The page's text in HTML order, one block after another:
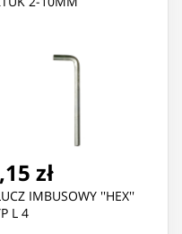
zł
IMBUSOWY ''HEX''
L 4